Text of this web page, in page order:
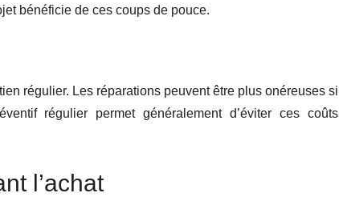
bénéficie de ces coups de pouce.
régulier. Les réparations peuvent être plus onéreuses si
régulier permet généralement d’éviter ces coûts
l’achat